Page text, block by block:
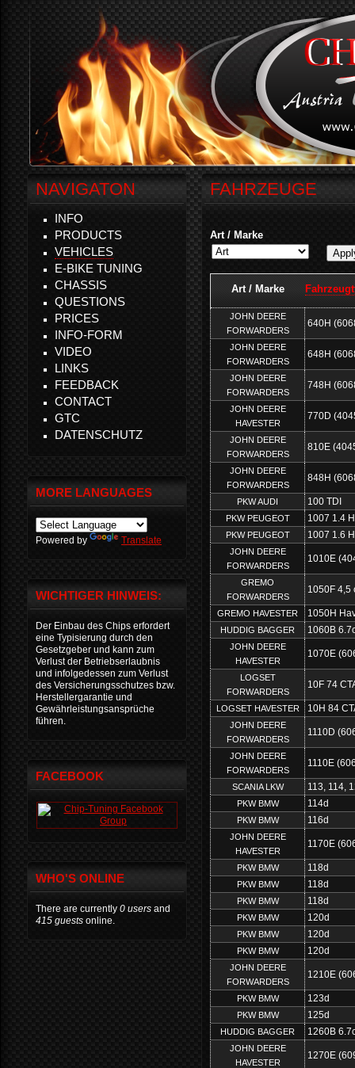
FAHRZEUGE
Art / Marke
Art / Marke
JOHN DEERE
FORWARDERS
640H
JOHN DEERE
FORWARDERS
648H
JOHN DEERE
FORWARDERS
748H
JOHN DEERE
HAVESTER
770D
JOHN DEERE
FORWARDERS
810E
JOHN DEERE
FORWARDERS
848H
PKW AUDI 100 TDI
PKW PEUGEOT 1007 1.4
PKW PEUGEOT 1007 1.6
JOHN DEERE
FORWARDERS
1010E
GREMO
FORWARDERS
1050F 4,5
GREMO HAVESTER 1050H
HUDDIG BAGGER 1060B
JOHN DEERE
HAVESTER
1070E
LOGSET
FORWARDERS
10F 74
LOGSET HAVESTER 10H 84
JOHN DEERE
FORWARDERS
1110D
JOHN DEERE
FORWARDERS
1110E
SCANIA LKW 113, 114,
PKW BMW 114d
PKW BMW 116d
JOHN DEERE
HAVESTER
1170E
PKW BMW 118d
PKW BMW 118d
PKW BMW 118d
PKW BMW 120d
PKW BMW 120d
PKW BMW 120d
JOHN DEERE
FORWARDERS
1210E
PKW BMW 123d
PKW BMW 125d
HUDDIG BAGGER 1260B
JOHN DEERE
HAVESTER
1270E
NAVIGATON
INFO
PRODUCTS
VEHICLES
E-BIKE TUNING
CHASSIS
QUESTIONS
PRICES
INFO-FORM
VIDEO
LINKS
FEEDBACK
CONTACT
GTC
DATENSCHUTZ
MORE LANGUAGES
Powered by Translate
WICHTIGER HINWEIS:
Der Einbau des Chips erfordert
eine Typisierung durch den
Gesetzgeber und kann zum
Verlust der Betriebserlaubnis
und infolgedessen zum Verlust
des Versicherungsschutzes bzw.
Herstellergarantie und
Gewährleistungsansprüche
führen.
FACEBOOK
WHO'S ONLINE
There are currently 0 users and
415 guests online.